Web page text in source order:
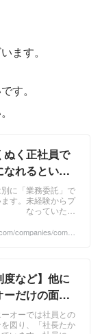
ます。
す。
ぬく正社員で
れるという
ぶっちゃけま
決策「業務委
ーオー
に「業務委託」で
す。未経験からプ
っていただ
際には一行もプロ
companies/compa
度など】他に
だけの面白
| 株式会社エー
オーでは社員との
図り、「社長たか